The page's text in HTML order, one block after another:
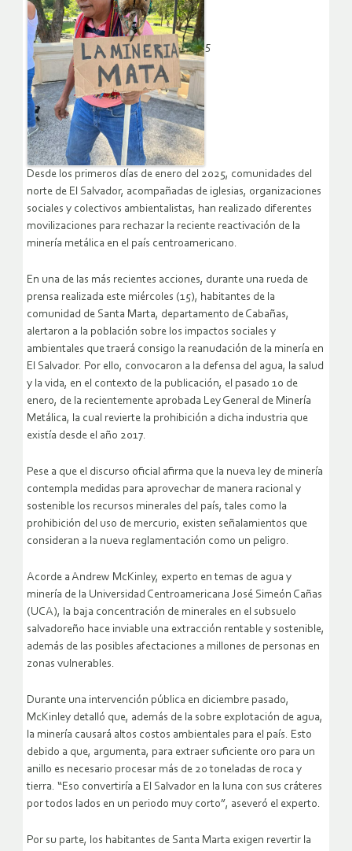
5
Desde los primeros días de enero del 2025, comunidades del
norte de El Salvador, acompañadas de iglesias, organizaciones
sociales y colectivos ambientalistas, han realizado diferentes
movilizaciones para rechazar la reciente reactivación de la
minería metálica en el país centroamericano.
En una de las más recientes acciones, durante una rueda de
prensa realizada este miércoles (15), habitantes de la
comunidad de Santa Marta, departamento de Cabañas,
alertaron a la población sobre los impactos sociales y
ambientales que traerá consigo la reanudación de la minería en
El Salvador. Por ello, convocaron a la defensa del agua, la salud
y la vida, en el contexto de la publicación, el pasado 10 de
enero, de la recientemente aprobada Ley General de Minería
Metálica, la cual revierte la prohibición a dicha industria que
existía desde el año 2017.
Pese a que el discurso oficial afirma que la nueva ley de minería
contempla medidas para aprovechar de manera racional y
sostenible los recursos minerales del país, tales como la
prohibición del uso de mercurio, existen señalamientos que
consideran a la nueva reglamentación como un peligro.
Acorde a Andrew McKinley, experto en temas de agua y
minería de la Universidad Centroamericana José Simeón Cañas
(UCA), la baja concentración de minerales en el subsuelo
salvadoreño hace inviable una extracción rentable y sostenible,
además de las posibles afectaciones a millones de personas en
zonas vulnerables.
Durante una intervención pública en diciembre pasado,
McKinley detalló que, además de la sobre explotación de agua,
la minería causará altos costos ambientales para el país. Esto
debido a que, argumenta, para extraer suficiente oro para un
anillo es necesario procesar más de 20 toneladas de roca y
tierra. “Eso convertiría a El Salvador en la luna con sus cráteres
por todos lados en un periodo muy corto”, aseveró el experto.
Por su parte, los habitantes de Santa Marta exigen revertir la